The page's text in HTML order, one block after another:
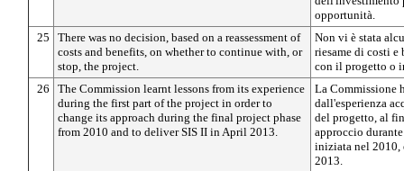
opportunità.
25
There was no decision, based on a reassessment of
costs and benefits, on whether to continue with, or
stop, the project.
Non vi è stata
riesame di costi e
con il progetto o
26
The Commission learnt lessons from its experience
during the first part of the project in order to
change its approach during the final project phase
from 2010 and to deliver SIS II in April 2013.
La Commissione
dall'esperienza
del progetto, al
approccio
iniziata nel 2010,
2013.